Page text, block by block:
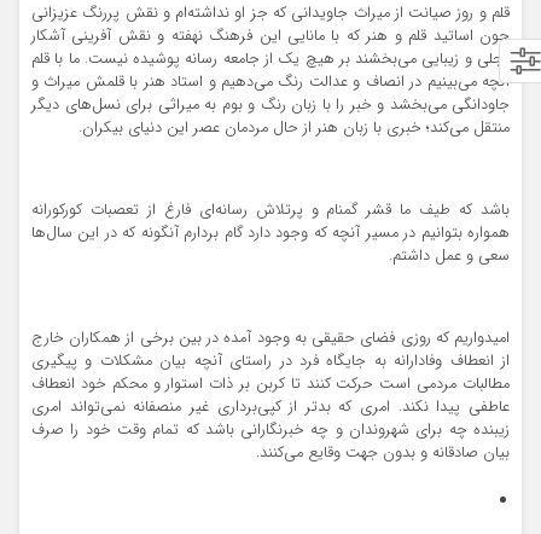
قلم و روز صیانت از میراث جاویدانی که جز او نداشته‌ام و نقش پررنگ عزیزانی
چون اساتید قلم و هنر که با مانایی این فرهنگ نهفته و نقش آفرینی آشکار
تجلی و زیبایی می‌بخشند بر هیچ یک از جامعه رسانه پوشیده نیست. ما با قلم
آنچه می‌بینیم در انصاف و عدالت رنگ می‌دهیم و استاد هنر با قلمش میراث و
جاودانگی می‌بخشد و خبر را با زبان رنگ و بوم به میراثی برای نسل‌های دیگر
منتقل می‌کند؛ خبری با زبان هنر از حال مردمان عصر این دنیای بیکران.
باشد که طیف ما‌ قشر گمنام و پرتلاش رسانه‌ای فارغ از تعصبات کورکورانه
همواره بتوانیم در مسیر آنچه که وجود دارد گام بردارم آنگونه که در این سال‌ها
سعی و عمل داشتم.
امیدواریم که روزی فضای حقیقی به وجود آمده در بین برخی از همکاران خارج
از انعطاف وفادارانه به جایگاه فرد در راستای آنچه بیان مشکلات و پیگیری
مطالبات مردمی است حرکت کنند تا کربن بر ذات استوار و محکم خود انعطاف
عاطفی پیدا نکند. امری که بدتر از کپی‌برداری غیر منصفانه نمی‌تواند امری
زیبنده چه برای شهروندان و چه خبرنگارانی باشد که تمام وقت خود را صرف
بیان صادقانه و بدون جهت وقایع می‌کنند.